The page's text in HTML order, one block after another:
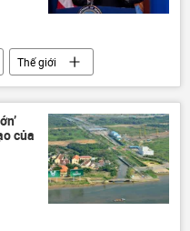
Thế giới
xung đột
của